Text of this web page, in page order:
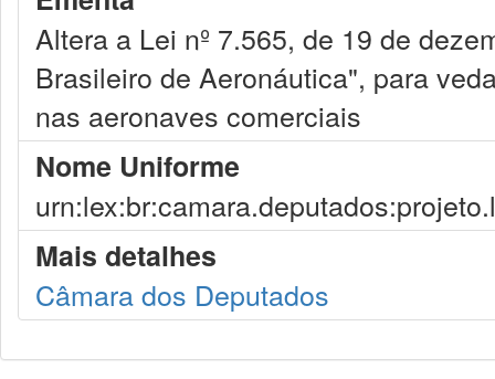
Altera a Lei nº 7.565, de 19 de
Brasileiro de Aeronáutica", para
nas aeronaves comerciais
Nome Uniforme
Mais detalhes
Câmara dos Deputados